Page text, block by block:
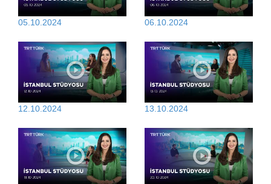
05.10.2024 06.10.2024
12.10.2024 13.10.2024